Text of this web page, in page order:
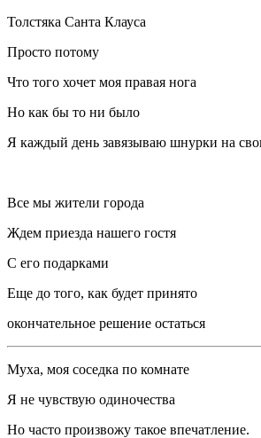
Толстяка Санта Клауса
Просто потому
Что того хочет моя правая нога
Но как бы то ни было
Я каждый день завязываю шнурки на
Все мы жители города
Ждем приезда нашего гостя
С его подарками
Еще до того, как будет принято
окончательное решение остаться
Муха, моя соседка по комнате
Я не чувствую одиночества
Но часто произвожу такое впечатление.